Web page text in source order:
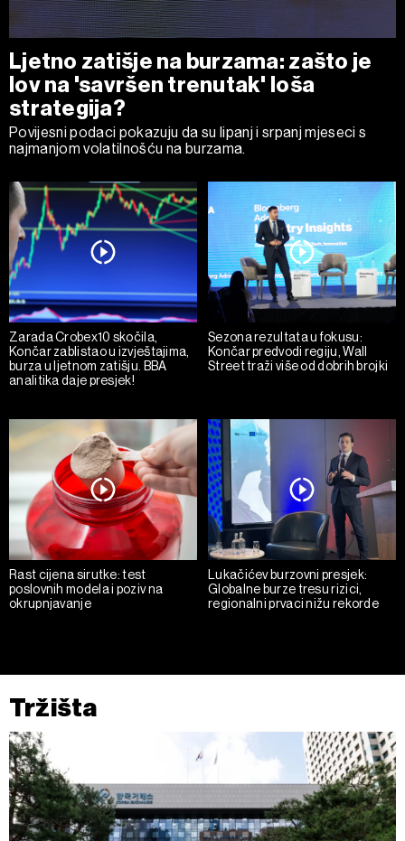
Ljetno zatišje na burzama: zašto je
lov na 'savršen trenutak' loša
strategija?
Povijesni podaci pokazuju da su lipanj i srpanj mjeseci s
najmanjom volatilnošću na burzama.
Zarada Crobex10 skočila,
Končar zablistao u izvještajima,
burza u ljetnom zatišju. BBA
analitika daje presjek!
Sezona rezultata u fokusu:
Končar predvodi regiju, Wall
Street traži više od dobrih brojki
Rast cijena sirutke: test
poslovnih modela i poziv na
okrupnjavanje
Lukačićev burzovni presjek:
Globalne burze tresu rizici,
regionalni prvaci nižu rekorde
Tržišta